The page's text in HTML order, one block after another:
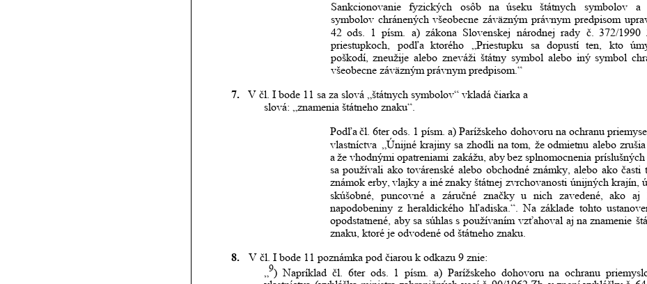
Sankcionovanie fyzických osôb na úseku štátnych symbolov a
symbolov chránených všeobecne záväzným právnym predpisom
42 ods. 1 písm. a) zákona Slovenskej národnej rady č. 372/1990
priestupkoch,
podľa ktorého „Priestupku sa dopustí ten, kto
poškodí, zneužije alebo zneváži štátny symbol alebo iný symbol
všeobecne záväzným právnym predpisom.“
7.
V čl. I bode 11 sa za slová „štátnych symbolov“ vkladá čiarka a
slová: „znamenia štátneho znaku“.
Podľa čl. 6ter ods. 1 písm. a) Parížskeho dohovoru na ochranu
vlastníctva
„Únijné krajiny sa zhodli na tom, že odmietnu alebo zrušia
a že vhodnými opatreniami zakážu, aby bez splnomocnenia príslušných
sa používali ako továrenské alebo obchodné známky, alebo ako časti
známok erby, vlajky a iné znaky štátnej zvrchovanosti únijných krajín,
skúšobné,
puncovné a záručné značky u nich zavedené, ako aj
napodobeniny z heraldického hľadiska.“. Na základe tohto
opodstatnené, aby sa súhlas s používaním vzťahoval aj na znamenie
znaku, ktoré je odvodené od štátneho znaku.
8.
V čl. I bode 11 poznámka pod čiarou k odkazu 9 znie:
„9) Napríklad čl. 6ter ods. 1 písm. a) Parížskeho dohovoru na ochranu